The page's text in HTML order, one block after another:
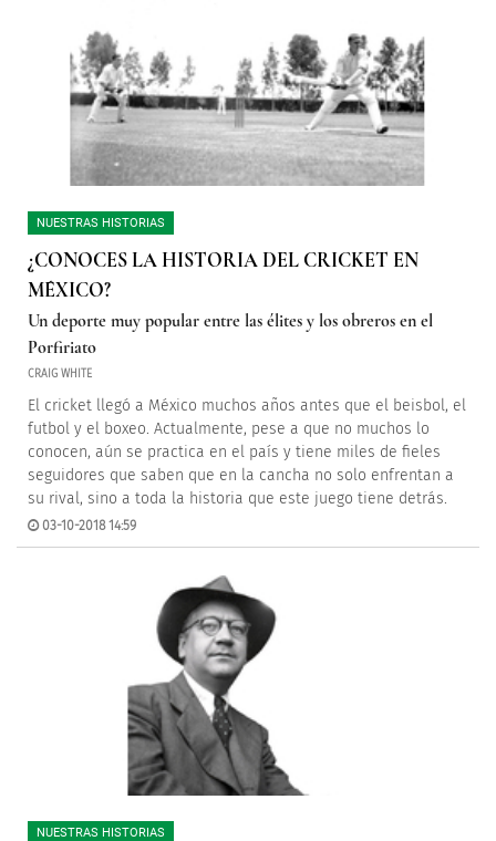
NUESTRAS HISTORIAS
¿CONOCES LA HISTORIA DEL CRICKET EN
MÉXICO?
Un deporte muy popular entre las élites y los obreros en el
Porfiriato
CRAIG WHITE
El cricket llegó a México muchos años antes que el beisbol, el
futbol y el boxeo. Actualmente, pese a que no muchos lo
conocen, aún se practica en el país y tiene miles de fieles
seguidores que saben que en la cancha no solo enfrentan a
su rival, sino a toda la historia que este juego tiene detrás.
03-10-2018 14:59
NUESTRAS HISTORIAS